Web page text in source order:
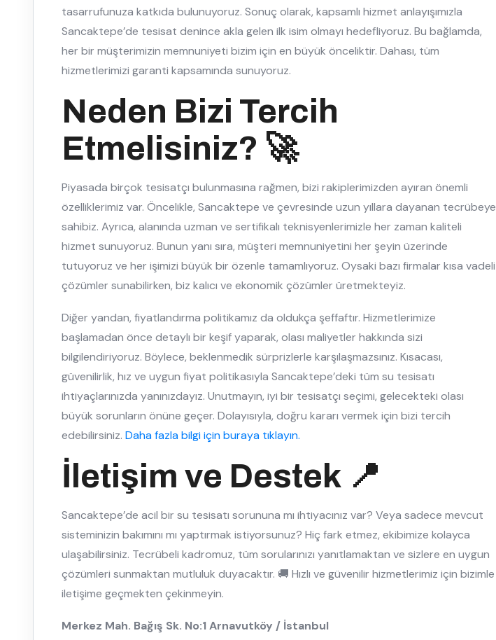
tasarrufunuza katkıda bulunuyoruz. Sonuç olarak, kapsamlı hizmet anlayışımızla
Sancaktepe’de tesisat denince akla gelen ilk isim olmayı hedefliyoruz. Bu bağlamda,
her bir müşterimizin memnuniyeti bizim için en büyük önceliktir. Dahası, tüm
hizmetlerimizi garanti kapsamında sunuyoruz.
Neden Bizi Tercih
Etmelisiniz? 🚀
Piyasada birçok tesisatçı bulunmasına rağmen, bizi rakiplerimizden ayıran önemli
özelliklerimiz var. Öncelikle, Sancaktepe ve çevresinde uzun yıllara dayanan tecrübeye
sahibiz. Ayrıca, alanında uzman ve sertifikalı teknisyenlerimizle her zaman kaliteli
hizmet sunuyoruz. Bunun yanı sıra, müşteri memnuniyetini her şeyin üzerinde
tutuyoruz ve her işimizi büyük bir özenle tamamlıyoruz. Oysaki bazı firmalar kısa vadeli
çözümler sunabilirken, biz kalıcı ve ekonomik çözümler üretmekteyiz.
Diğer yandan, fiyatlandırma politikamız da oldukça şeffaftır. Hizmetlerimize
başlamadan önce detaylı bir keşif yaparak, olası maliyetler hakkında sizi
bilgilendiriyoruz. Böylece, beklenmedik sürprizlerle karşılaşmazsınız. Kısacası,
güvenilirlik, hız ve uygun fiyat politikasıyla Sancaktepe’deki tüm su tesisatı
ihtiyaçlarınızda yanınızdayız. Unutmayın, iyi bir tesisatçı seçimi, gelecekteki olası
büyük sorunların önüne geçer. Dolayısıyla, doğru kararı vermek için bizi tercih
edebilirsiniz. Daha fazla bilgi için buraya tıklayın.
İletişim ve Destek 📍
Sancaktepe’de acil bir su tesisatı sorununa mı ihtiyacınız var? Veya sadece mevcut
sisteminizin bakımını mı yaptırmak istiyorsunuz? Hiç fark etmez, ekibimize kolayca
ulaşabilirsiniz. Tecrübeli kadromuz, tüm sorularınızı yanıtlamaktan ve sizlere en uygun
çözümleri sunmaktan mutluluk duyacaktır. 🚚 Hızlı ve güvenilir hizmetlerimiz için bizimle
iletişime geçmekten çekinmeyin.
Merkez Mah. Bağış Sk. No:1 Arnavutköy / İstanbul